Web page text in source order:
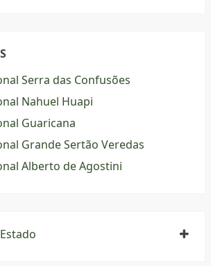
Serra das Confusões
Nahuel Huapi
Guaricana
Grande Sertão Veredas
Alberto de Agostini